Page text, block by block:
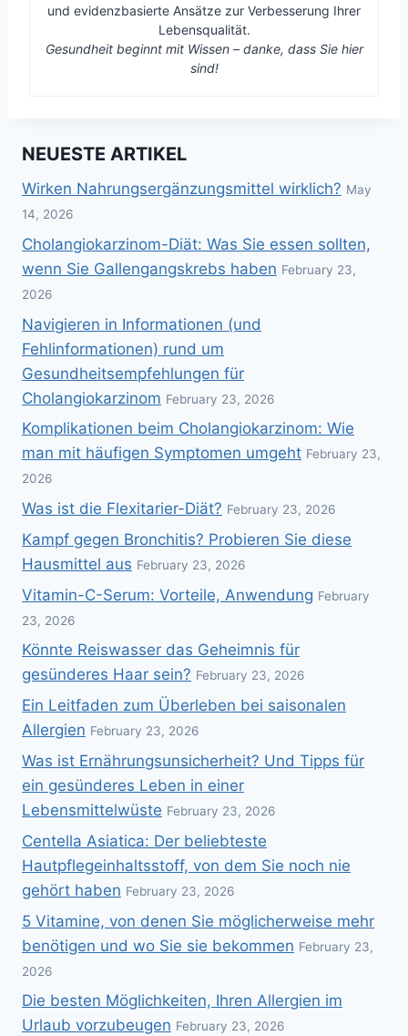
und evidenzbasierte Ansätze zur Verbesserung Ihrer
Lebensqualität.
Gesundheit beginnt mit Wissen – danke, dass Sie hier
sind!
NEUESTE ARTIKEL
Wirken Nahrungsergänzungsmittel wirklich? May
14, 2026
Cholangiokarzinom-Diät: Was Sie essen sollten,
wenn Sie Gallengangskrebs haben February 23,
2026
Navigieren in Informationen (und
Fehlinformationen) rund um
Gesundheitsempfehlungen für
Cholangiokarzinom February 23, 2026
Komplikationen beim Cholangiokarzinom: Wie
man mit häufigen Symptomen umgeht February 23,
2026
Was ist die Flexitarier-Diät? February 23, 2026
Kampf gegen Bronchitis? Probieren Sie diese
Hausmittel aus February 23, 2026
Vitamin-C-Serum: Vorteile, Anwendung February
23, 2026
Könnte Reiswasser das Geheimnis für
gesünderes Haar sein? February 23, 2026
Ein Leitfaden zum Überleben bei saisonalen
Allergien February 23, 2026
Was ist Ernährungsunsicherheit? Und Tipps für
ein gesünderes Leben in einer
Lebensmittelwüste February 23, 2026
Centella Asiatica: Der beliebteste
Hautpflegeinhaltsstoff, von dem Sie noch nie
gehört haben February 23, 2026
5 Vitamine, von denen Sie möglicherweise mehr
benötigen und wo Sie sie bekommen February 23,
2026
Die besten Möglichkeiten, Ihren Allergien im
Urlaub vorzubeugen February 23, 2026